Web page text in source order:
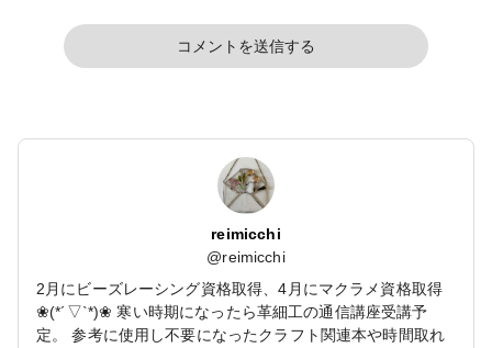
コメントを送信する
reimicchi
@reimicchi
2月にビーズレーシング資格取得、4月にマクラメ資格取得
❀(*´▽`*)❀ 寒い時期になったら革細工の通信講座受講予
定。 参考に使用し不要になったクラフト関連本や時間取れ